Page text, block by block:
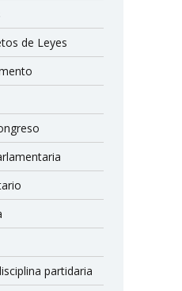
de Leyes
partidaria